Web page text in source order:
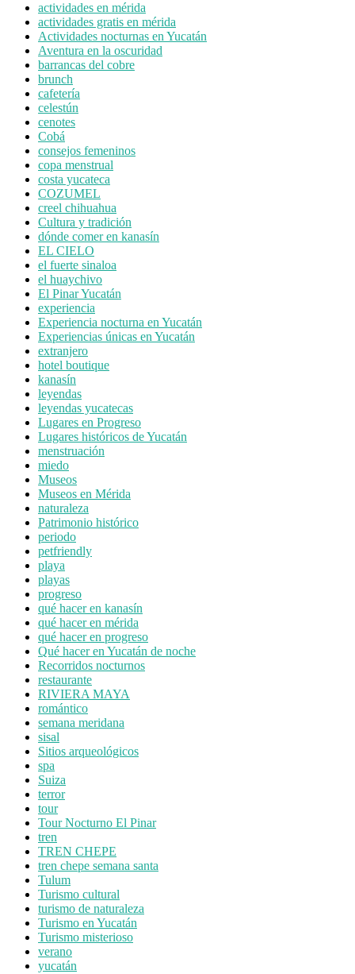
actividades en mérida
actividades gratis en mérida
Actividades nocturnas en Yucatán
Aventura en la oscuridad
barrancas del cobre
brunch
cafetería
celestún
cenotes
Cobá
consejos femeninos
copa menstrual
costa yucateca
COZUMEL
creel chihuahua
Cultura y tradición
dónde comer en kanasín
EL CIELO
el fuerte sinaloa
el huaychivo
El Pinar Yucatán
experiencia
Experiencia nocturna en Yucatán
Experiencias únicas en Yucatán
extranjero
hotel boutique
kanasín
leyendas
leyendas yucatecas
Lugares en Progreso
Lugares históricos de Yucatán
menstruación
miedo
Museos
Museos en Mérida
naturaleza
Patrimonio histórico
periodo
petfriendly
playa
playas
progreso
qué hacer en kanasín
qué hacer en mérida
qué hacer en progreso
Qué hacer en Yucatán de noche
Recorridos nocturnos
restaurante
RIVIERA MAYA
romántico
semana meridana
sisal
Sitios arqueológicos
spa
Suiza
terror
tour
Tour Nocturno El Pinar
tren
TREN CHEPE
tren chepe semana santa
Tulum
Turismo cultural
turismo de naturaleza
Turismo en Yucatán
Turismo misterioso
verano
yucatán